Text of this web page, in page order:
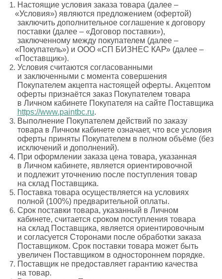
Настоящие условия заказа товара (далее –
«Условия») являются предложением (офертой)
заключить дополнительное соглашение к договору
поставки (далее – «Договор поставки»),
заключенному между покупателем (далее –
«Покупатель») и ООО «СП БИЗНЕС КАР» (далее –
«Поставщик»).
Условия считаются согласованными
и заключенными с момента совершения
Покупателем акцепта настоящей оферты. Акцептом
оферты признаётся заказ Покупателем товара
в Личном кабинете Покупателя на сайте Поставщика
https://www.paintbc.ru.
Выполнение Покупателем действий по заказу
товара в Личном кабинете означает, что все условия
оферты приняты Покупателем в полном объёме (без
исключений и дополнений).
При оформлении заказа цена товара, указанная
в Личном кабинете, является ориентировочной
и подлежит уточнению после поступления товар
на склад Поставщика.
Поставка товара осуществляется на условиях
полной (100%) предварительной оплаты.
Срок поставки товара, указанный в Личном
кабинете, считается сроком поступления товара
на склад Поставщика, является ориентировочным
и согласуется Сторонами после обработки заказа
Поставщиком. Срок поставки товара может быть
увеличен Поставщиком в одностороннем порядке.
Поставщик не предоставляет гарантию качества
на товар.